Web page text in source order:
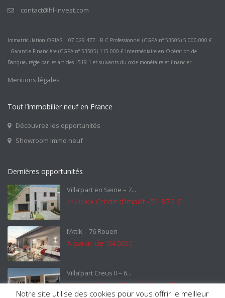
contact@hl-invest.com
Immatriculation ORIAS : 07 029 477 - R.C Professionnel (CGPA n° 53505) 5 000.000 €
- Garantie Financière (CGPA n° 53505) 115 000 € Intermédiaire en Opération de
Banque, régie par les articles L519-1 et suivants du code monétaire et financier
Mentions légales
Tout l’immobilier neuf en France
Découvrez les opportunités
Showroom Immo neuf
Dernières opportunités
Villa’part en Seine – 7...
247 000 €Crédit d'impôt -51 870 €
l’Attik – 76 Rouen
A partir de 154 000 €
Villa’part Creus II – 6...
243 000 €Crédit d'impôt 9 ans 51
030 €
Notre site utilise des cookies pour vous offrir le meilleur